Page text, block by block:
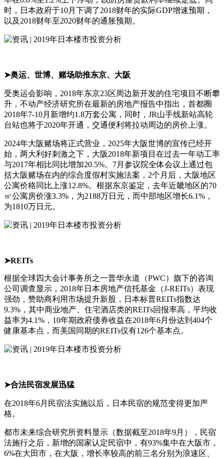
时，日本政府于10月下调了2018财年的实际GDP增速预期，
以及2018财年至2020财年的通胀预期。
➤奥运、世博、赌场助推东京、大阪
受奥运会影响，2018年东京23区周边新开发的住宅项目不断攀
升，不动产经济研究所在最新的房地产报告中指出，首都圈
2018年7-10月新增约1.8万套公寓，同时，JR山手线新站高轮
台站也将于2020年开通，交通便利将拉动周边的房价上涨。
2024年大阪赌场将正式营业，2025年大阪世博的宣传已经开
始，两大利好刺激之下，大阪2018年新项目在过去一年动工率
与2017年相比同比增加20.5%。7月参议院全体会议上通过包
括大阪赌场在内的综合度假村实施法案，2个月后，大阪地区
公寓价格同比上涨12.8%。根据东京鉴定，去年近畿地区的70
㎡公寓房价涨3.3%，为2188万日元，而中部地区增长6.1%，
为1810万日元。
➤REITs
根据全球四大会计事务所之一普华永道（PWC）旗下的咨询
公司调查显示，2018年日本房地产信托基金（J-REITs）表现
强劲，赞助商利用市场提升新股，日本标普REITs指数达
9.3%，其中商业地产、住宅酒店类的REITs回报率高，平均收
益率为4.1%，10年期政府债券收益在2018年6月份达到404个
健康基本点，而美国同期的REITs仅有126个基本点。
➤合法民宿发展迅猛
在2018年6月民宿法实施以后，日本民宿的规范变得更加严
格。
都市未来综合研究所资料显示（数据截至2018年9月），民宿
法施行之后，新增的国家认定民宿中，有93%集中在大阪市，
6%在大田市，在大阪，增长率较高的前三名分别为浪速区、